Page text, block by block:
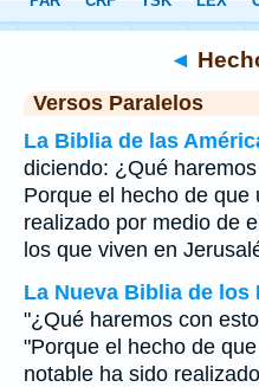
>Hechos Capítulo 4 > Verso 16
◄
Versos Paralelos
La Biblia de las
diciendo: ¿Qué
Porque el hecho de
realizado por medio de
los que viven en
La Nueva Biblia de los
"¿Qué haremos con
"Porque el hecho de
notable ha sido